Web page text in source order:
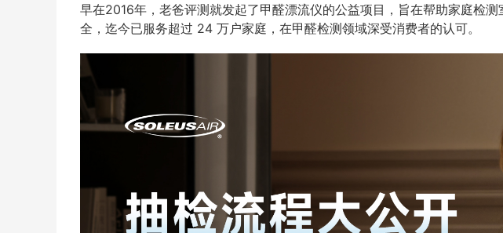
早在2016年，老爸评测就发起了甲醛漂流仪的公益项目，旨在帮助家庭检
全，迄今已服务超过 24 万户家庭，在甲醛检测领域深受消费者的认可。